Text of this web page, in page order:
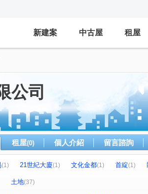
新建案 中古屋 租屋
公司
租屋(0) 個人介紹 留言諮詢
(1) 21世紀大廈(1) 文化金都(1) 首綻(1)
(1)
土地(37)